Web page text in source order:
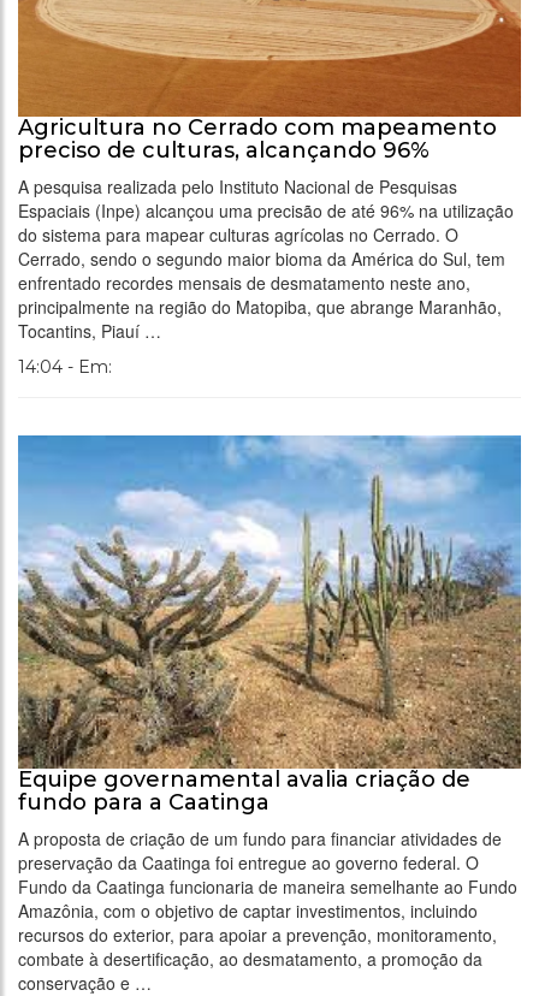
Agricultura no Cerrado com mapeamento
preciso de culturas, alcançando 96%
A pesquisa realizada pelo Instituto Nacional de Pesquisas
Espaciais (Inpe) alcançou uma precisão de até 96% na utilização
do sistema para mapear culturas agrícolas no Cerrado. O
Cerrado, sendo o segundo maior bioma da América do Sul, tem
enfrentado recordes mensais de desmatamento neste ano,
principalmente na região do Matopiba, que abrange Maranhão,
Tocantins, Piauí …
14:04 - Em:
Equipe governamental avalia criação de
fundo para a Caatinga
A proposta de criação de um fundo para financiar atividades de
preservação da Caatinga foi entregue ao governo federal. O
Fundo da Caatinga funcionaria de maneira semelhante ao Fundo
Amazônia, com o objetivo de captar investimentos, incluindo
recursos do exterior, para apoiar a prevenção, monitoramento,
combate à desertificação, ao desmatamento, a promoção da
conservação e …